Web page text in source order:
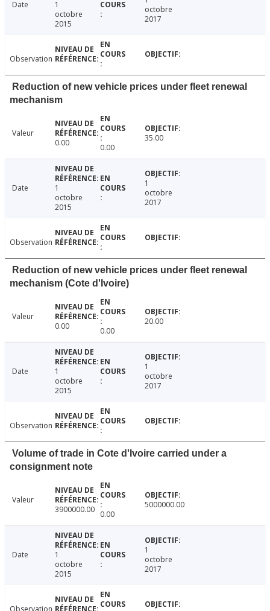
Date
1
octobre
2015
octobre
2017
Observation
Reduction of new vehicle prices under fleet renewal
mechanism
Valeur
0.00
0.00
35.00
Date
1
octobre
2015
1
octobre
2017
Observation
Reduction of new vehicle prices under fleet renewal
mechanism (Cote d'Ivoire)
Valeur
0.00
0.00
20.00
Date
1
octobre
2015
1
octobre
2017
Observation
Volume of trade in Cote d'Ivoire carried under a
consignment note
Valeur
3900000.00
0.00
5000000.00
Date
1
octobre
2015
1
octobre
2017